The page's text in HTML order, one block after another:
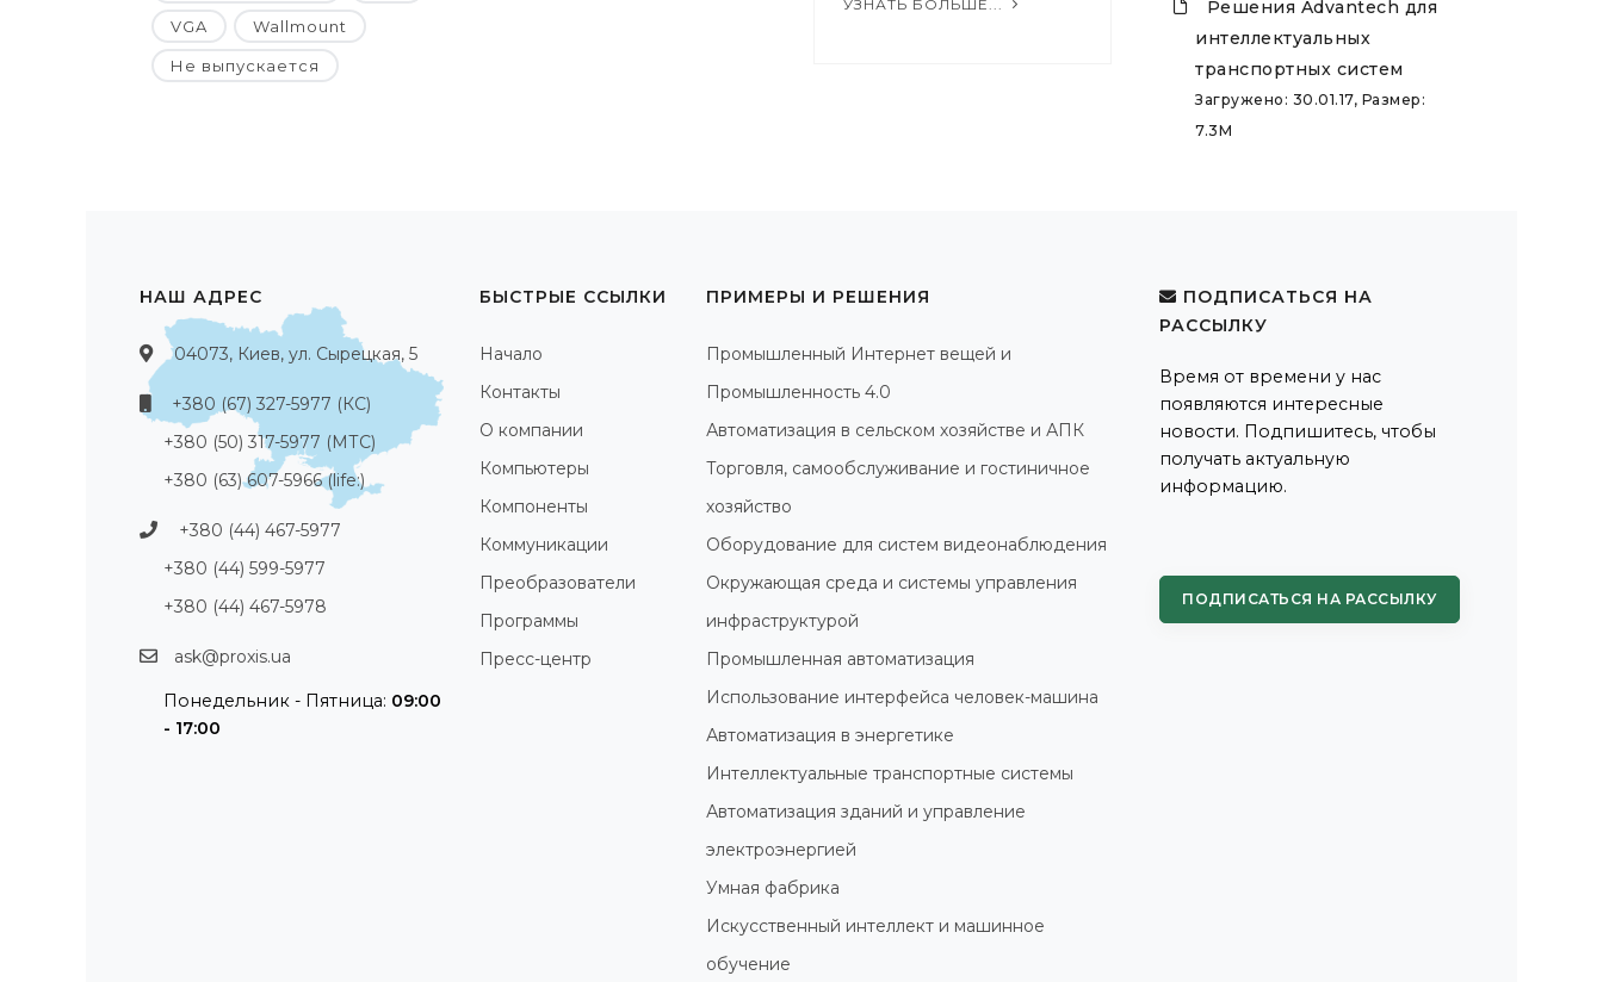
VGA Wallmount
Не выпускается
УЗНАТЬ БОЛЬШЕ...
Решения Advantech для
интеллектуальных
транспортных систем
Загружено: 30.01.17, Размер:
7.3M
НАШ АДРЕС
04073, Киев, ул. Сырецкая, 5
+380 (67) 327-5977 (КС)
+380 (50) 317-5977 (МТС)
+380 (63) 607-5966 (life:)
+380 (44) 467-5977
+380 (44) 599-5977
+380 (44) 467-5978
ask@proxis.ua
Понедельник - Пятница: 09:00
- 17:00
БЫСТРЫЕ ССЫЛКИ
Начало
Контакты
О компании
Компьютеры
Компоненты
Коммуникации
Преобразователи
Программы
Пресс-центр
ПРИМЕРЫ И РЕШЕНИЯ
Промышленный Интернет вещей и
Промышленность 4.0
Автоматизация в сельском хозяйстве и АПК
Торговля, самообслуживание и гостиничное
хозяйство
Оборудование для систем видеонаблюдения
Окружающая среда и системы управления
инфраструктурой
Промышленная автоматизация
Использование интерфейса человек-машина
Автоматизация в энергетике
Интеллектуальные транспортные системы
Автоматизация зданий и управление
электроэнергией
Умная фабрика
Искусственный интеллект и машинное
обучение
ПОДПИСАТЬСЯ НА
РАССЫЛКУ
Время от времени у нас
появляются интересные
новости. Подпишитесь, чтобы
получать актуальную
информацию.
ПОДПИСАТЬСЯ НА РАССЫЛКУ